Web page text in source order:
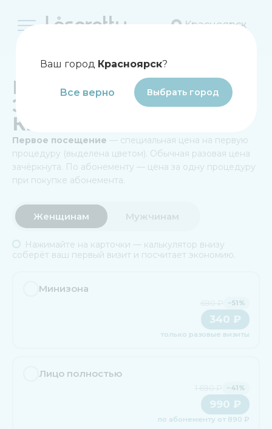
Красноярск
ЦЕНЫ НА ЛАЗЕРНУЮ
ЭПИЛЯЦИЮ В
КРАСНОЯРСКЕ
Первое посещение — специальная цена на первую
процедуру (выделена цветом). Обычная разовая цена
зачёркнута. По абонементу — цена за одну процедуру
при покупке абонемента.
Женщинам Мужчинам
Нажимайте на карточки — калькулятор внизу
соберёт ваш первый визит и посчитает экономию.
Минизона
−51%
340 ₽
только разовые визиты
Лицо полностью
−41%
990 ₽
по абонементу от 890 ₽
Ваш город Красноярск?
Все верно Выбрать город